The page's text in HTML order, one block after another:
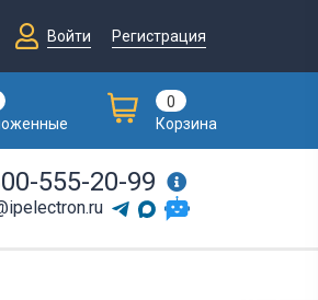
Войти Регистрация
0
Корзина
555-20-99